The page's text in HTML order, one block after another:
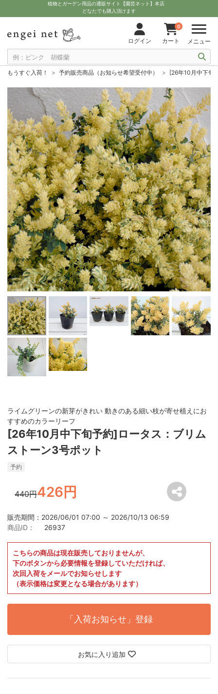
植物とガーデン用品の通販サイト【園芸ネット】本店
どなたでも購入頂けます
ログイン
0
カート メニュー
もうすぐ入荷！ 予約販売商品（お知らせ希望受付中） [26年10月中下旬
ライムグリーンの新芽がきれい 動きのある細い枝が寄せ植えにお
すすめのカラーリーフ
[26年10月中下旬予約]ロータス：ブリム
ストーン3号ポット
予約
440円426円
販売期間：2026/06/01 07:00 ～ 2026/10/13 06:59
商品ID：
26937
こちらの商品は現在販売しておりませんが、
下のボタンから必要情報を登録していただければ、
次回入荷をメールでお知らせします
（表示価格は変更となる場合があります）
「入荷お知らせ」登録
お気に入り追加